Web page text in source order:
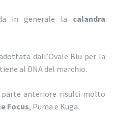
in generale la calandra
dall’Ovale Blu per la
al DNA del marchio.
anteriore risulti molto
Focus, Puma e Kuga.